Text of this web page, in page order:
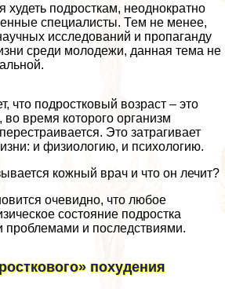
худеть подросткам, неоднократно
специалисты. Тем не менее,
исследований и пропаганду
среди молодежи, данная тема не
что подростковый возраст – это
время которого организм
Это затрагивает
и физиологию, и психологию.
кожный врач и что он лечит?
очевидно, что любое
состояние подростка
проблемами и последствиями.
похудения